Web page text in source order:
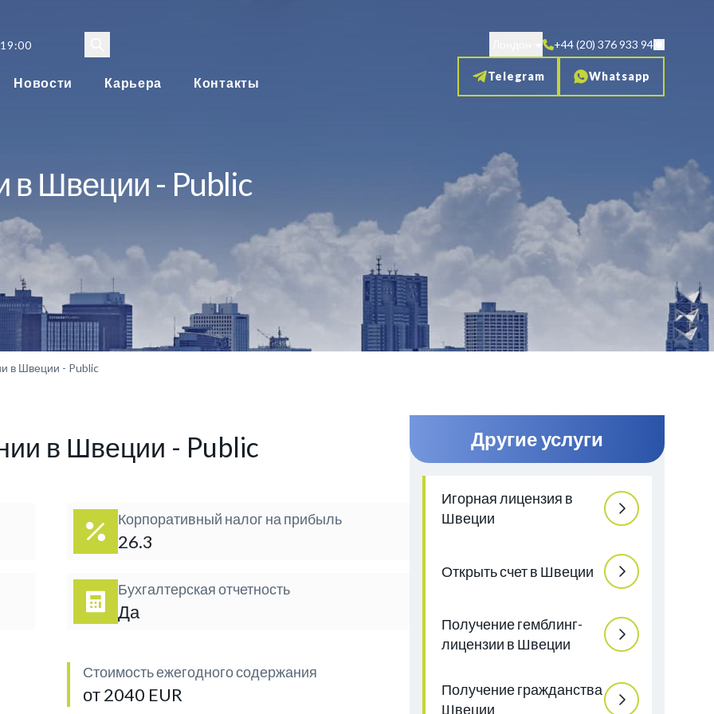
Новости Карьера Контакты
+44 (20) 376 933 94
Telegram Whatsapp
в Швеции - Public
в Швеции - Public
в Швеции - Public
Корпоративный налог на прибыль
26.3
Бухгалтерская отчетность
Да
Стоимость ежегодного содержания
от 2040 EUR
Другие услуги
Игорная лицензия в
Швеции
Открыть счет в Швеции
Получение гемблинг-
лицензии в Швеции
Получение гражданства
Швеции